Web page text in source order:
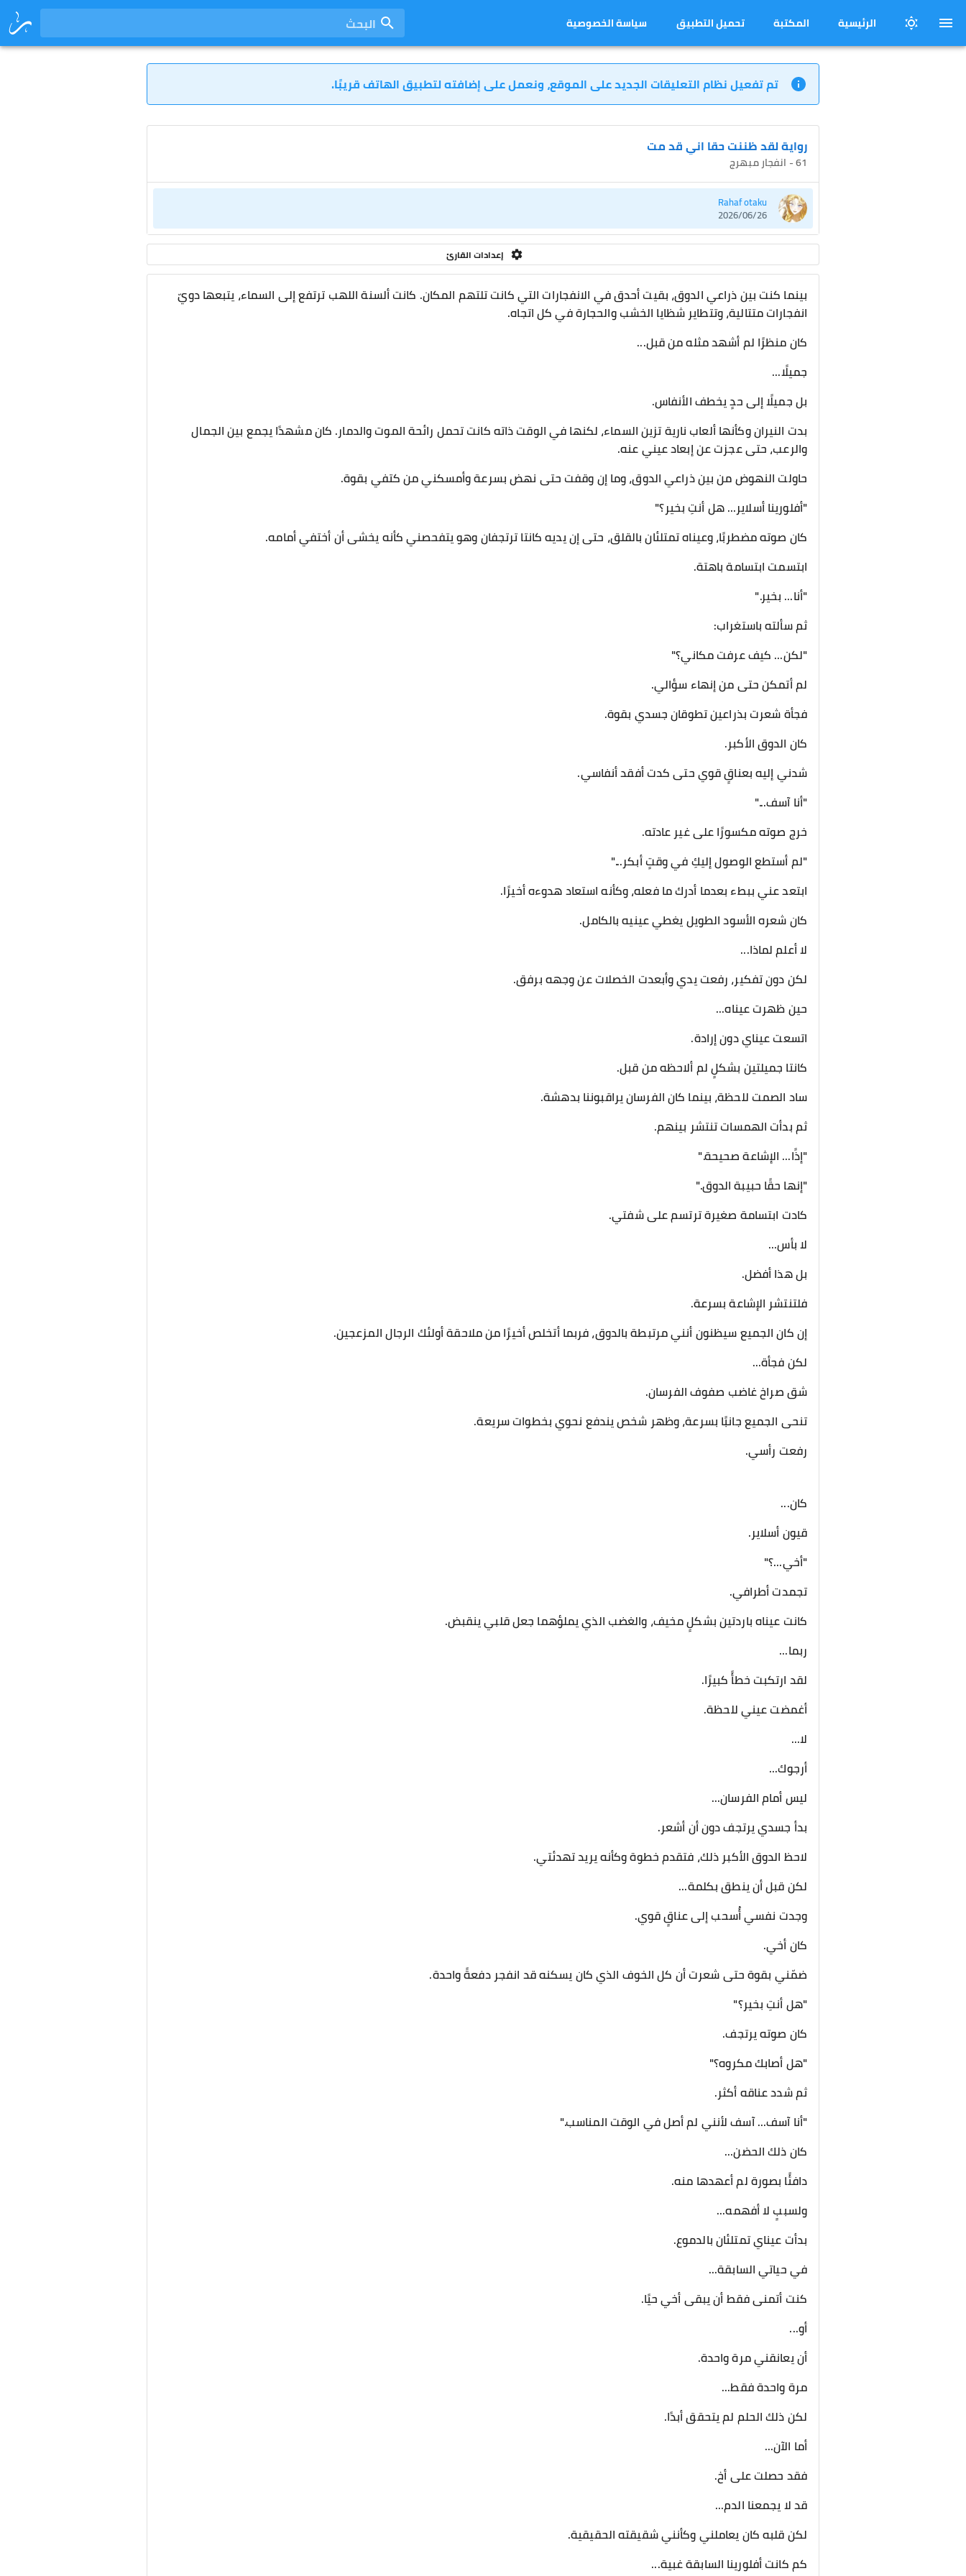
الرئيسية المكتبة تحميل التطبيق سياسة الخصوصية البحث
تم تفعيل نظام التعليقات الجديد على الموقع، ونعمل على إضافته لتطبيق الهاتف قريبًا.
رواية لقد ظننت حقا اني قد مت
61 - انفجار مبهرج
Rahaf otaku
2026/06/26
إعدادات القارئ
بينما كنت بين ذراعي الدوق، بقيت أحدق في الانفجارات التي كانت تلتهم المكان. كانت ألسنة اللهب ترتفع إلى السماء، يتبعها دويّ
انفجارات متتالية، وتتطاير شظايا الخشب والحجارة في كل اتجاه.
كان منظرًا لم أشهد مثله من قبل...
جميلًا...
بل جميلًا إلى حدٍ يخطف الأنفاس.
بدت النيران وكأنها ألعاب نارية تزين السماء، لكنها في الوقت ذاته كانت تحمل رائحة الموت والدمار. كان مشهدًا يجمع بين الجمال
والرعب، حتى عجزت عن إبعاد عيني عنه.
حاولت النهوض من بين ذراعي الدوق، وما إن وقفت حتى نهض بسرعة وأمسكني من كتفي بقوة.
"أفلورينا أسلاير... هل أنتِ بخير؟"
كان صوته مضطربًا، وعيناه تمتلئان بالقلق، حتى إن يديه كانتا ترتجفان وهو يتفحصني كأنه يخشى أن أختفي أمامه.
ابتسمت ابتسامة باهتة.
"أنا... بخير."
ثم سألته باستغراب:
"لكن... كيف عرفت مكاني؟"
لم أتمكن حتى من إنهاء سؤالي.
فجأة شعرت بذراعين تطوقان جسدي بقوة.
كان الدوق الأكبر.
شدني إليه بعناقٍ قوي حتى كدت أفقد أنفاسي.
"أنا آسف..."
خرج صوته مكسورًا على غير عادته.
"لم أستطع الوصول إليكِ في وقتٍ أبكر..."
ابتعد عني ببطء بعدما أدرك ما فعله، وكأنه استعاد هدوءه أخيرًا.
كان شعره الأسود الطويل يغطي عينيه بالكامل.
لا أعلم لماذا...
لكن دون تفكير، رفعت يدي وأبعدت الخصلات عن وجهه برفق.
حين ظهرت عيناه...
اتسعت عيناي دون إرادة.
كانتا جميلتين بشكلٍ لم ألاحظه من قبل.
ساد الصمت للحظة، بينما كان الفرسان يراقبوننا بدهشة.
ثم بدأت الهمسات تنتشر بينهم.
"إذًا... الإشاعة صحيحة."
"إنها حقًا حبيبة الدوق."
كادت ابتسامة صغيرة ترتسم على شفتي.
لا بأس...
بل هذا أفضل.
فلتنتشر الإشاعة بسرعة.
إن كان الجميع سيظنون أنني مرتبطة بالدوق، فربما أتخلص أخيرًا من ملاحقة أولئك الرجال المزعجين.
لكن فجأة...
شق صراخ غاضب صفوف الفرسان.
تنحى الجميع جانبًا بسرعة، وظهر شخص يندفع نحوي بخطوات سريعة.
رفعت رأسي.
كان...
قيون أسلاير.
"أخي...؟"
تجمدت أطرافي.
كانت عيناه باردتين بشكلٍ مخيف، والغضب الذي يملؤهما جعل قلبي ينقبض.
ربما...
لقد ارتكبت خطأً كبيرًا.
أغمضت عيني للحظة.
لا...
أرجوك...
ليس أمام الفرسان...
بدأ جسدي يرتجف دون أن أشعر.
لاحظ الدوق الأكبر ذلك، فتقدم خطوة وكأنه يريد تهدئتي.
لكن قبل أن ينطق بكلمة...
وجدت نفسي أُسحب إلى عناقٍ قوي.
كان أخي.
ضمّني بقوة حتى شعرت أن كل الخوف الذي كان يسكنه قد انفجر دفعةً واحدة.
"هل أنتِ بخير؟"
كان صوته يرتجف.
"هل أصابك مكروه؟"
ثم شدد عناقه أكثر.
"أنا آسف... آسف لأنني لم أصل في الوقت المناسب."
كان ذلك الحضن...
دافئًا بصورة لم أعهدها منه.
ولسببٍ لا أفهمه...
بدأت عيناي تمتلئان بالدموع.
في حياتي السابقة...
كنت أتمنى فقط أن يبقى أخي حيًا.
أو...
أن يعانقني مرة واحدة.
مرة واحدة فقط...
لكن ذلك الحلم لم يتحقق أبدًا.
أما الآن...
فقد حصلت على أخ.
قد لا يجمعنا الدم...
لكن قلبه كان يعاملني وكأنني شقيقته الحقيقية.
كم كانت أفلورينا السابقة غبية...